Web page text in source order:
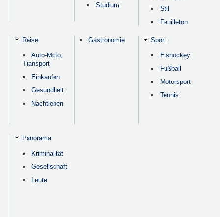
Studium
Stil
Feuilleton
Reise
Auto-Moto,
Transport
Einkaufen
Gesundheit
Nachtleben
Gastronomie Sport
Eishockey
Fußball
Motorsport
Tennis
Panorama
Kriminalität
Gesellschaft
Leute